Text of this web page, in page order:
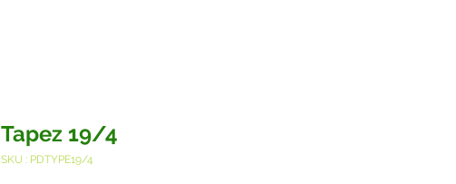
Tapez 19/4
SKU : PDTYPE19/4